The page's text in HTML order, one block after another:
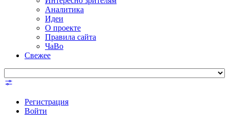
Аналитика
Идеи
О проекте
Правила сайта
ЧаВо
Свежее
Регистрация
Войти